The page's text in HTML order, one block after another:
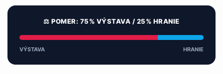
⚖️ POMER: 75% VÝSTAVA / 25% HRANIE
VÝSTAVA HRANIE